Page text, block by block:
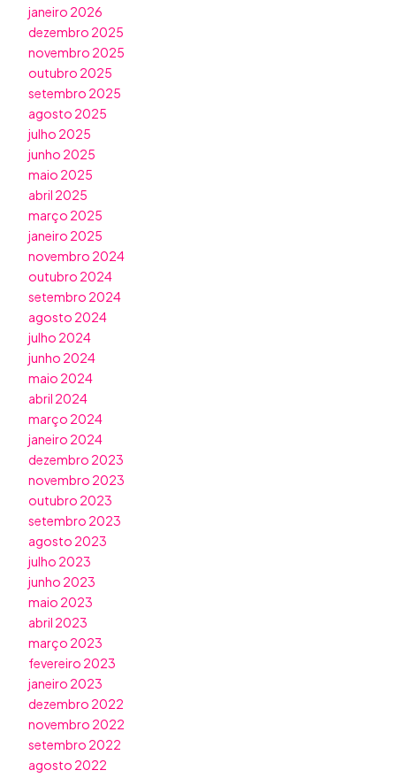
janeiro 2026
dezembro 2025
novembro 2025
outubro 2025
setembro 2025
agosto 2025
julho 2025
junho 2025
maio 2025
abril 2025
março 2025
janeiro 2025
novembro 2024
outubro 2024
setembro 2024
agosto 2024
julho 2024
junho 2024
maio 2024
abril 2024
março 2024
janeiro 2024
dezembro 2023
novembro 2023
outubro 2023
setembro 2023
agosto 2023
julho 2023
junho 2023
maio 2023
abril 2023
março 2023
fevereiro 2023
janeiro 2023
dezembro 2022
novembro 2022
setembro 2022
agosto 2022